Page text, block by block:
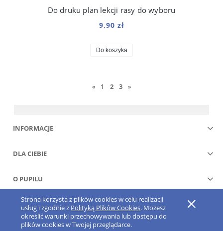
Strona korzysta z plików cookies w celu realizacji
usług i zgodnie z Polityką Plików Cookies. Możesz
określić warunki przechowywania lub dostępu do
plików cookies w Twojej przeglądarce.
Do druku plan lekcji rasy do wyboru
9,90 zł
Do koszyka
« 1 2 3 »
INFORMACJE
DLA CIEBIE
O PUPILU
Pokaż pełną wersję strony
Sklep internetowy Shoper.pl